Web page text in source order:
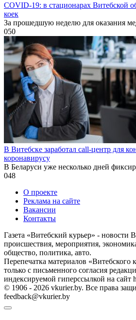
COVID-19: в стационарах Витебской
коек
За прошедшую неделю для оказания
050
В Витебске заработал call-центр для
коронавирусу
В Беларуси уже несколько дней
048
О проекте
Реклама на сайте
Вакансии
Контакты
Газета «Витебский курьер» - новости
происшествия, мероприятия,
общество, политика, авто.
Перепечатка материалов «Витебского
только с письменного согласия
индексируемой гиперссылкой на сайт
© 1906 - 2026 vkurier.by. Все права
feedback@vkurier.by